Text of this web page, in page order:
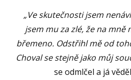
„Ve skutečnosti jsem
jsem mu za zlé, že na mně
břemeno. Odstřihl mě od
Choval se stejně jako můj
se odmlčel a já